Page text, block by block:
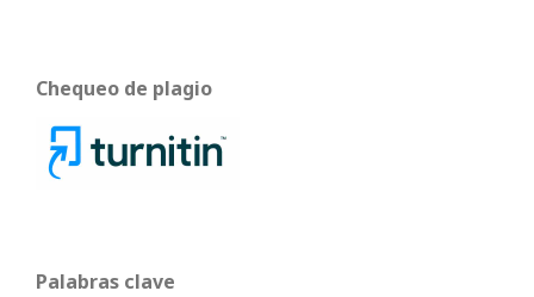
Chequeo de plagio
Palabras clave